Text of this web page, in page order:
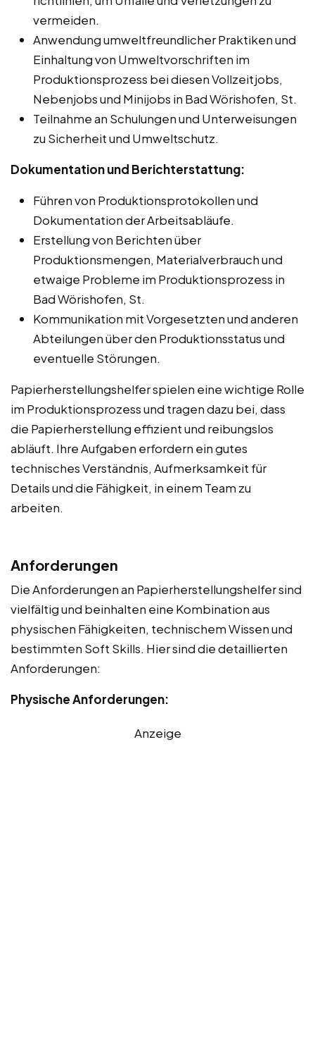
vermeiden.
Anwendung umweltfreundlicher Praktiken und
Einhaltung von Umweltvorschriften im
Produktionsprozess bei diesen Vollzeitjobs,
Nebenjobs und Minijobs in Bad Wörishofen, St.
Teilnahme an Schulungen und Unterweisungen
zu Sicherheit und Umweltschutz.
Dokumentation und Berichterstattung:
Führen von Produktionsprotokollen und
Dokumentation der Arbeitsabläufe.
Erstellung von Berichten über
Produktionsmengen, Materialverbrauch und
etwaige Probleme im Produktionsprozess in
Bad Wörishofen, St.
Kommunikation mit Vorgesetzten und anderen
Abteilungen über den Produktionsstatus und
eventuelle Störungen.
Papierherstellungshelfer spielen eine wichtige Rolle
im Produktionsprozess und tragen dazu bei, dass
die Papierherstellung effizient und reibungslos
abläuft. Ihre Aufgaben erfordern ein gutes
technisches Verständnis, Aufmerksamkeit für
Details und die Fähigkeit, in einem Team zu
arbeiten.
Anforderungen
Die Anforderungen an Papierherstellungshelfer sind
vielfältig und beinhalten eine Kombination aus
physischen Fähigkeiten, technischem Wissen und
bestimmten Soft Skills. Hier sind die detaillierten
Anforderungen:
Physische Anforderungen:
Anzeige